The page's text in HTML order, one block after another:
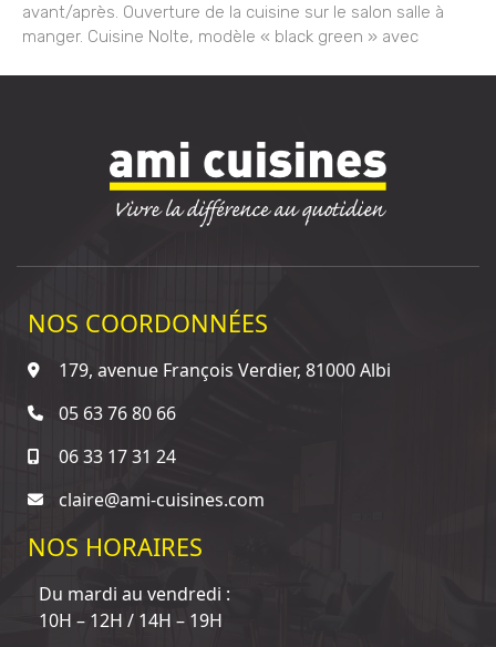
avant/après. Ouverture de la cuisine sur le salon salle à
manger. Cuisine Nolte, modèle « black green » avec
NOS COORDONNÉES
179, avenue François Verdier, 81000 Albi
05 63 76 80 66
06 33 17 31 24
claire@ami-cuisines.com
NOS HORAIRES
Du mardi au vendredi :
10H – 12H / 14H – 19H